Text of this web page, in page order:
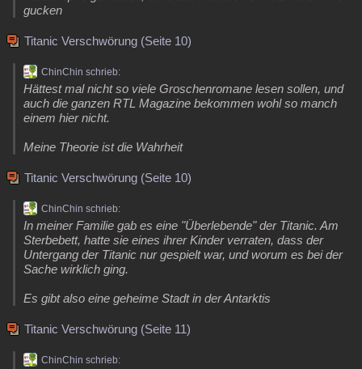
gucken
Titanic Verschwörung (Seite 10)
ChinChin schrieb:
Hättest mal nicht so viele Groschenromane lesen sollen, und
auch die ganzen RTL Magazine bekommen wohl so manch
einem hier nicht.
Meine Theorie ist die Wahrheit
Titanic Verschwörung (Seite 10)
ChinChin schrieb:
In meiner Familie gab es eine "Überlebende" der Titanic. Am
Sterbebett, hatte sie eines ihrer Kinder verraten, dass der
Untergang der Titanic nur gespielt war, und worum es bei der
Sache wirklich ging.
Es gibt also eine geheime Stadt in der Antarktis
Titanic Verschwörung (Seite 11)
ChinChin schrieb: